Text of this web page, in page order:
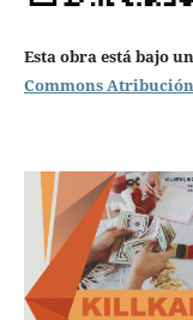
Esta obra está bajo
Commons